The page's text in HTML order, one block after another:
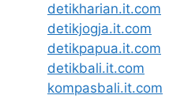
detikharian.it.com
detikjogja.it.com
detikpapua.it.com
detikbali.it.com
kompasbali.it.com